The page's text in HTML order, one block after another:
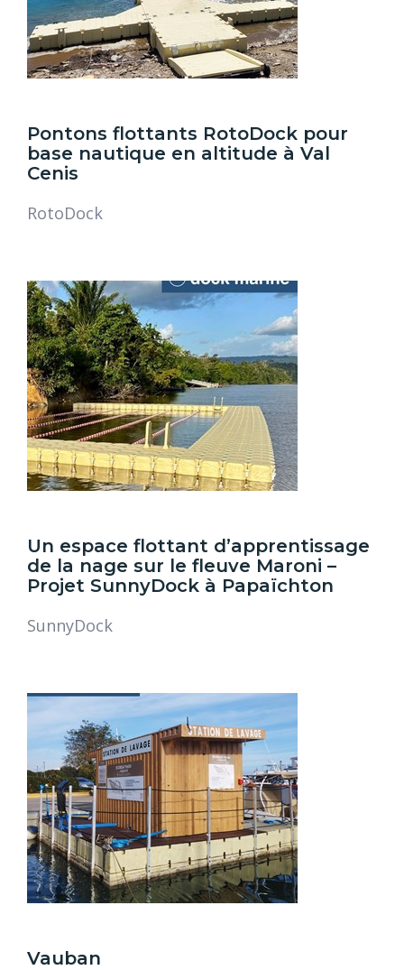
Pontons flottants RotoDock pour
base nautique en altitude à Val
Cenis
RotoDock
Un espace flottant d’apprentissage
de la nage sur le fleuve Maroni –
Projet SunnyDock à Papaïchton
SunnyDock
Vauban